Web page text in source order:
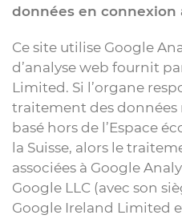
données en connexion
Ce site utilise Google
d’analyse web fournit
Limited. Si l’organe
traitement des données
basé hors de l’Espace
la Suisse, alors le
associées à Google
Google LLC (avec son
Google Ireland Limited